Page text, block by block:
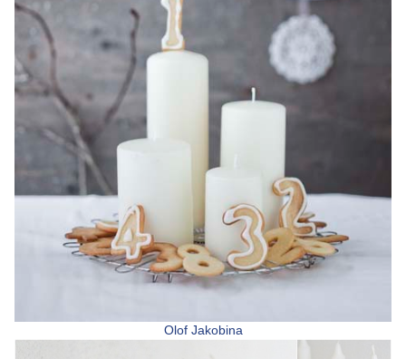
Olof Jakobina